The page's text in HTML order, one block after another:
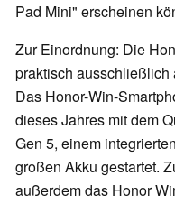
Pad Mini" erscheinen
Zur Einordnung: Die
praktisch ausschließlich
Das Honor-Win-
dieses Jahres mit dem
Gen 5, einem
großen Akku gestartet.
außerdem das Honor